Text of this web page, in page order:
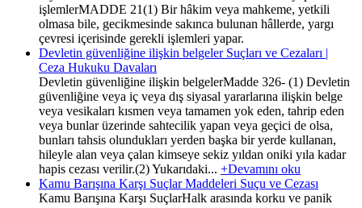
işlemlerMADDE 21(1) Bir hâkim veya mahkeme, yetkili
olmasa bile, gecikmesinde sakınca bulunan hâllerde, yargı
çevresi içerisinde gerekli işlemleri yapar.
Devletin güvenliğine ilişkin belgeler Suçları ve Cezaları |
Ceza Hukuku Davaları
Devletin güvenliğine ilişkin belgelerMadde 326- (1) Devletin
güvenliğine veya iç veya dış siyasal yararlarına ilişkin belge
veya vesikaları kısmen veya tamamen yok eden, tahrip eden
veya bunlar üzerinde sahtecilik yapan veya geçici de olsa,
bunları tahsis olundukları yerden başka bir yerde kullanan,
hileyle alan veya çalan kimseye sekiz yıldan oniki yıla kadar
hapis cezası verilir.(2) Yukarıdaki... +Devamını oku
Kamu Barışına Karşı Suçlar Maddeleri Suçu ve Cezası
Kamu Barışına Karşı SuçlarHalk arasında korku ve panik